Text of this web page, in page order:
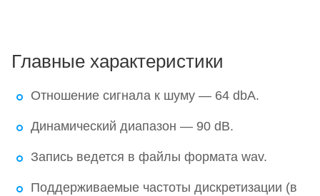
Главные характеристики
Отношение сигнала к шуму — 64 dbA.
Динамический диапазон — 90 dB.
Запись ведется в файлы формата wav.
Поддерживаемые частоты дискретизации (в